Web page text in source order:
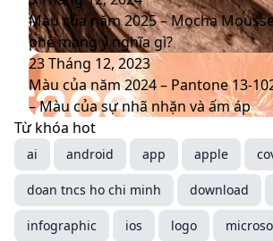
nhận
diện
thương
hiệu
mới
5
màu
sắc
chủ
đạo
thống
trị
xu
hướng
năm
2025
của
năm
2025
–
Mocha
Mousse
–
màu
nâu
cà
phê
Màu của năm 2025 – Mocha
phê mang ý nghĩa gì?
Màu
của
năm
2024
–
Pantone
13-
1023
Peach
23 Tháng 12, 2023
Màu của năm 2024 – Pantone 13-
– Màu của sự nhã nhặn và ấm áp
Từ khóa hot
ai android app apple
doan tncs ho chi minh download
infographic ios logo